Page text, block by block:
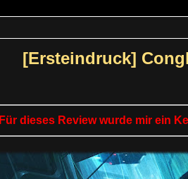
[Ersteindruck]
Für dieses Review wurde mir ein